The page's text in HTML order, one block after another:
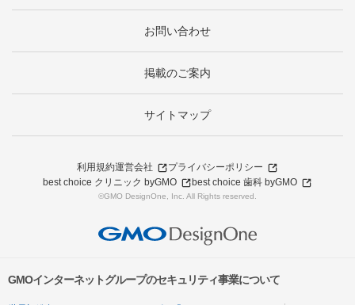
お問い合わせ
掲載のご案内
サイトマップ
利用規約運営会社
プライバシーポリシー
best choice クリニック byGMO
best choice 歯科 byGMO
©GMO DesignOne, Inc. All Rights reserved.
GMOインターネットグループのセキュリティ事業について